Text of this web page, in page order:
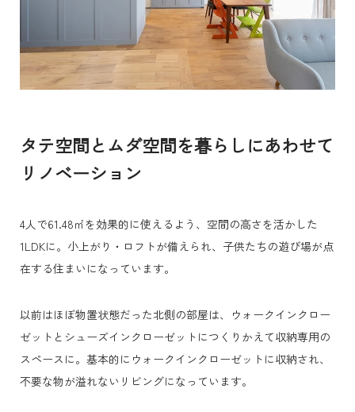
タテ空間とムダ空間を暮らしにあわせて
リノベーション
4人で61.48㎡を効果的に使えるよう、空間の高さを活かした
1LDKに。小上がり・ロフトが備えられ、子供たちの遊び場が点
在する住まいになっています。
以前はほぼ物置状態だった北側の部屋は、ウォークインクロー
ゼットとシューズインクローゼットにつくりかえて収納専用の
スペースに。基本的にウォークインクローゼットに収納され、
不要な物が溢れないリビングになっています。